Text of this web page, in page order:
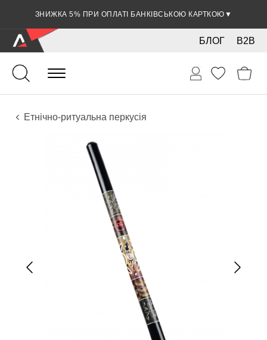
ЗНИЖКА 5% ПРИ ОПЛАТІ БАНКІВСЬКОЮ КАРТКОЮ ▼
B2B
БЛОГ
Ударні
Перкусія
Інструменти
Етнічно-ритуальна перкусія